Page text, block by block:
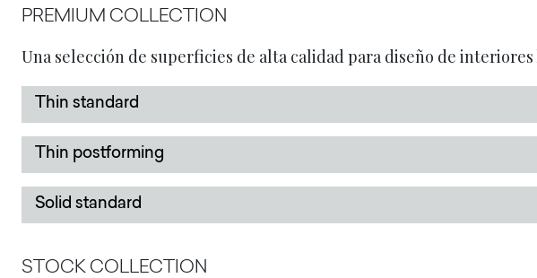
PREMIUM COLLECTION
Una selección de superficies de alta calidad para diseño de interiores
Thin standard
Thin postforming
Solid standard
STOCK COLLECTION